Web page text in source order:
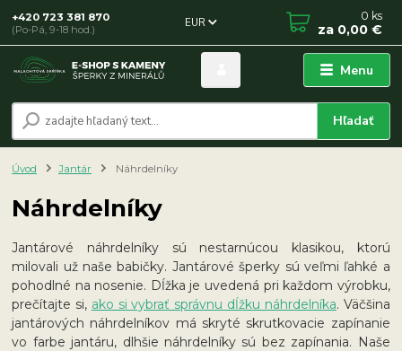
Menu
EUR
Hľadať
+420 723 381 870
(Po-Pá, 9-18 hod.)
0 ks
za 0,00 €
Úvod Jantár Náhrdelníky
Náhrdelníky
Jantárové náhrdelníky sú nestarnúcou klasikou, ktorú
milovali už naše babičky. Jantárové šperky sú veľmi ľahké a
pohodlné na nosenie. Dĺžka je uvedená pri každom výrobku,
prečítajte si, ako si vybrať správnu dĺžku náhrdelníka. Väčšina
jantárových náhrdelníkov má skryté skrutkovacie zapínanie
vo farbe jantáru, dlhšie náhrdelníky sú bez zapínania. Naše